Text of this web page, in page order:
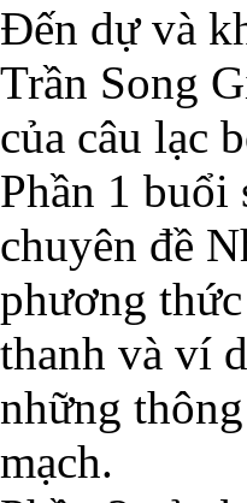
Đến dự và
Trần Song
của câu lạc
Phần 1 buổi
chuyên đề
phương
thanh và ví
những
mạch.